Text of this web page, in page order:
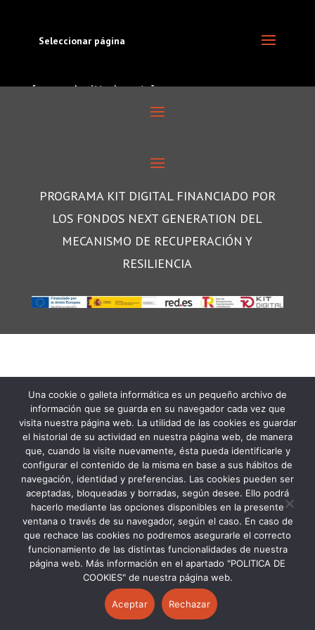
Seleccionar página
[user-submitted-posts]
PROGRAMA KIT DIGITAL FINANCIADO POR
LOS FONDOS NEXT GENERATION DEL
MECANISMO DE RECUPERACIÓN Y
RESILIENCIA
Una cookie o galleta informática es un pequeño archivo de
información que se guarda en su navegador cada vez que
visita nuestra página web. La utilidad de las cookies es guardar
el historial de su actividad en nuestra página web, de manera
que, cuando la visite nuevamente, ésta pueda identificarle y
configurar el contenido de la misma en base a sus hábitos de
navegación, identidad y preferencias. Las cookies pueden ser
aceptadas, bloqueadas y borradas, según desee. Ello podrá
hacerlo mediante las opciones disponibles en la presente
ventana o través de su navegador, según el caso. En caso de
que rechace las cookies no podremos asegurarle el correcto
funcionamiento de las distintas funcionalidades de nuestra
página web. Más información en el apartado "POLITICA DE
COOKIES" de nuestra página web.
Aceptar Rechazar